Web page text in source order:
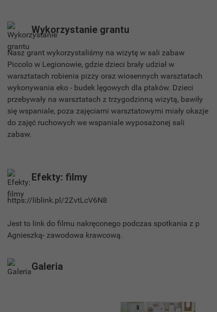
Wykorzystanie grantu
Nasz grant wykorzystaliśmy na wizytę w sali zabaw
Piccolo w Legionowie, gdzie dzieci brały udział w
warsztatach robienia pizzy oraz wiosennych warsztatach
wykonywania eko - budek lęgowych dla ptaków. Dzieci
przebywały na warsztatach z trzygodzinną wizytą, bawiły
się wspaniale, poza zajęciami warsztatowymi miały okazje
do zajęć ruchowych we wspaniale wyposażonej sali
zabaw.
Efekty: filmy
https://liblink.pl/2ZvtLcV6N8
Jest to link do filmu nakręconego podczas spotkania z p
Agnieszką- zawodowa krawcową.
Galeria